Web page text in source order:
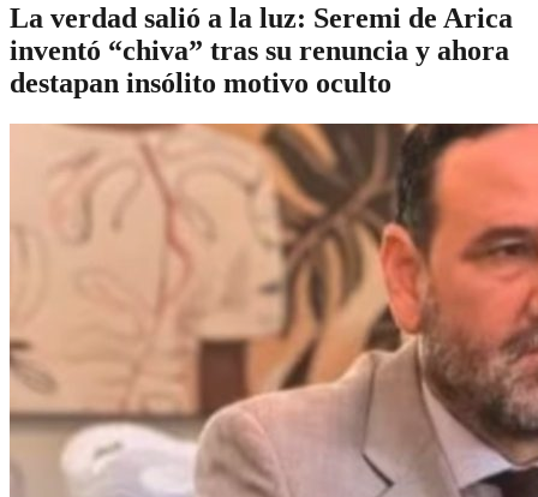
La verdad salió a la luz: Seremi de Arica
inventó “chiva” tras su renuncia y ahora
destapan insólito motivo oculto